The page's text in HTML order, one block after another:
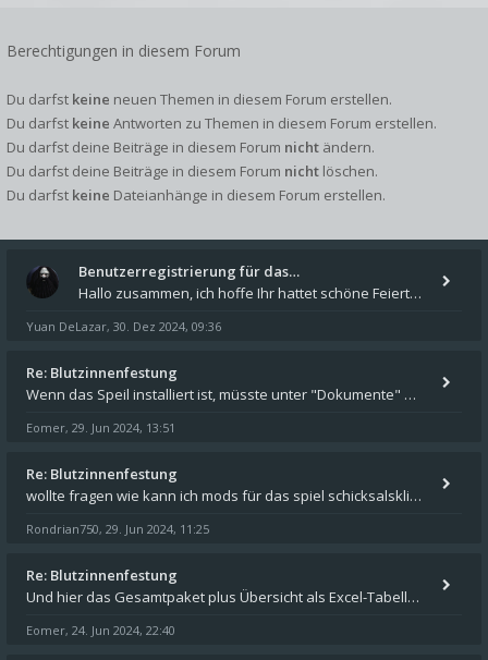
Berechtigungen in diesem Forum
Du darfst keine neuen Themen in diesem Forum erstellen.
Du darfst keine Antworten zu Themen in diesem Forum erstellen.
Du darfst deine Beiträge in diesem Forum nicht ändern.
Du darfst deine Beiträge in diesem Forum nicht löschen.
Du darfst keine Dateianhänge in diesem Forum erstellen.
Benutzerregistrierung für das…
Hallo zusammen, ich hoffe Ihr hattet schöne Feiertage und kommt auch gut ins neue Jahr. Ich schreibe hier kurz zur Infor
Yuan DeLazar, 30. Dez 2024, 09:36
Re: Blutzinnenfestung
Wenn das Speil installiert ist, müsste unter "Dokumente" auf Deinem Rechner ein Verzeichnis "blade of destiny" sein. Dar
Eomer, 29. Jun 2024, 13:51
Re: Blutzinnenfestung
wollte fragen wie kann ich mods für das spiel schicksalsklinge in das spieleverzeichnis kopieren und in welches
Rondrian750, 29. Jun 2024, 11:25
Re: Blutzinnenfestung
Und hier das Gesamtpaket plus Übersicht als Excel-Tabelle: https://forum.schicksalsklinge.com/viewtopic.php?f=239&t=156
Eomer, 24. Jun 2024, 22:40